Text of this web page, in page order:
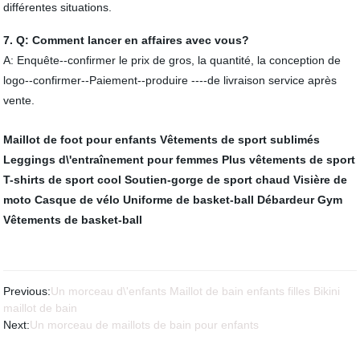
différentes situations.
7. Q: Comment lancer en affaires avec vous?
A: Enquête--confirmer le prix de gros, la quantité, la conception de
logo--confirmer--Paiement--produire ----de livraison service après
vente.
Maillot de foot pour enfants Vêtements de sport sublimés
Leggings d\'entraînement pour femmes Plus vêtements de sport
T-shirts de sport cool Soutien-gorge de sport chaud Visière de
moto Casque de vélo Uniforme de basket-ball Débardeur Gym
Vêtements de basket-ball
Previous:Un morceau d\'enfants Maillot de bain enfants filles Bikini
maillot de bain
Next:Un morceau de maillots de bain pour enfants